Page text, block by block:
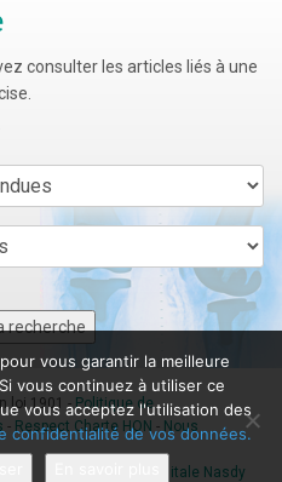
consulter les articles liés à une
vous garantir la meilleure
vous continuez à utiliser ce
vous acceptez l'utilisation des
confidentialité de vos données.
loi 1901 -Politique de
- Respect Charte HON - Nous
Agence digitale Nasdy